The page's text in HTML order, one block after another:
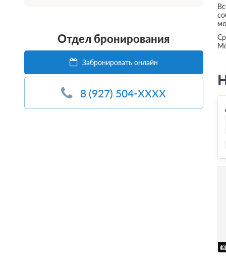
Отдел бронирования
Забронировать онлайн
8 (927) 504-XXXX